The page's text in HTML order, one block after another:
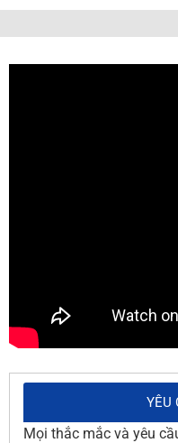
YÊU
Mọi thắc mắc và yêu